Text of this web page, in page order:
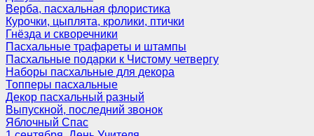
Верба, пасхальная флористика
Курочки, цыплята, кролики, птички
Гнёзда и скворечники
Пасхальные трафареты и штампы
Пасхальные подарки к Чистому четвергу
Наборы пасхальные для декора
Топперы пасхальные
Декор пасхальный разный
Выпускной, последний звонок
Яблочный Спас